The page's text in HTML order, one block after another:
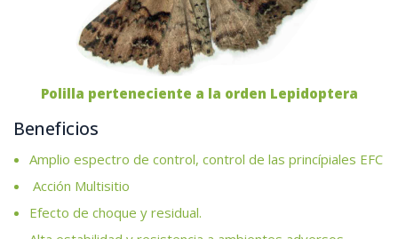
Polilla perteneciente a la orden Lepidoptera
Beneficios
Amplio espectro de control, control de las princípiales EFC
Acción Multisitio
Efecto de choque y residual.